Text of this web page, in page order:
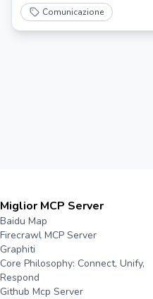
Comunicazione
Miglior MCP Server
Baidu Map
Firecrawl MCP Server
Graphiti
Core Philosophy: Connect, Unify,
Respond
Github Mcp Server